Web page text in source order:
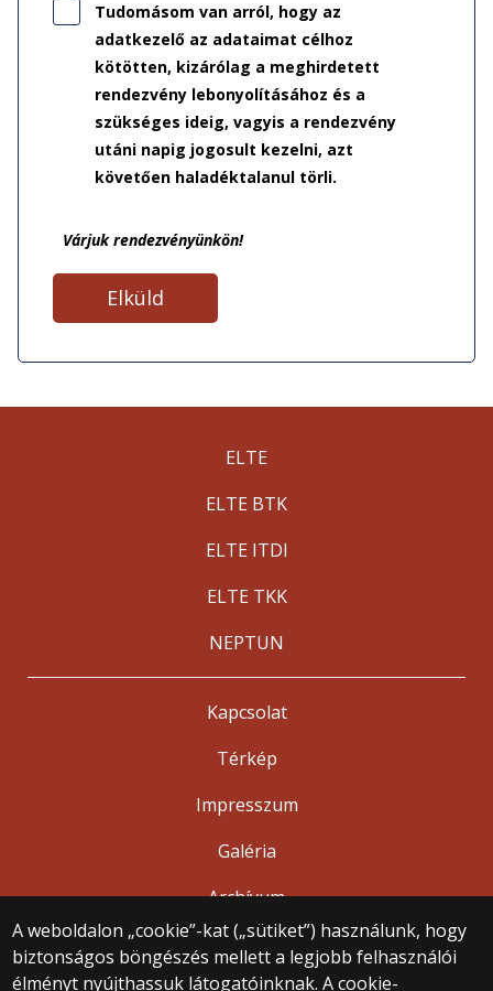
Tudomásom van arról, hogy az
adatkezelő az adataimat célhoz
kötötten, kizárólag a meghirdetett
rendezvény lebonyolításához és a
szükséges ideig, vagyis a rendezvény
utáni napig jogosult kezelni, azt
követően haladéktalanul törli.
Várjuk rendezvényünkön!
A weboldalon „cookie”-kat („sütiket”) használunk, hogy
biztonságos böngészés mellett a legjobb felhasználói
élményt nyújthassuk látogatóinknak. A cookie-
ELTE
ELTE BTK
ELTE ITDI
ELTE TKK
NEPTUN
Kapcsolat
Térkép
Impresszum
Galéria
Archívum
© 2025 Eötvös Loránd Tudományegyetem
Minden jog fenntartva.